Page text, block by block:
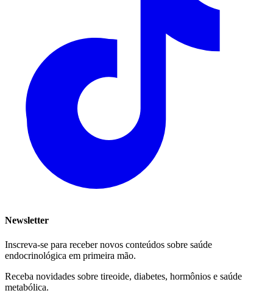
Newsletter
Inscreva-se para receber novos conteúdos sobre saúde
endocrinológica em primeira mão.
Receba novidades sobre tireoide, diabetes, hormônios e saúde
metabólica.